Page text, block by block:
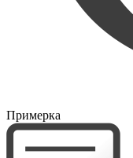
Примерка